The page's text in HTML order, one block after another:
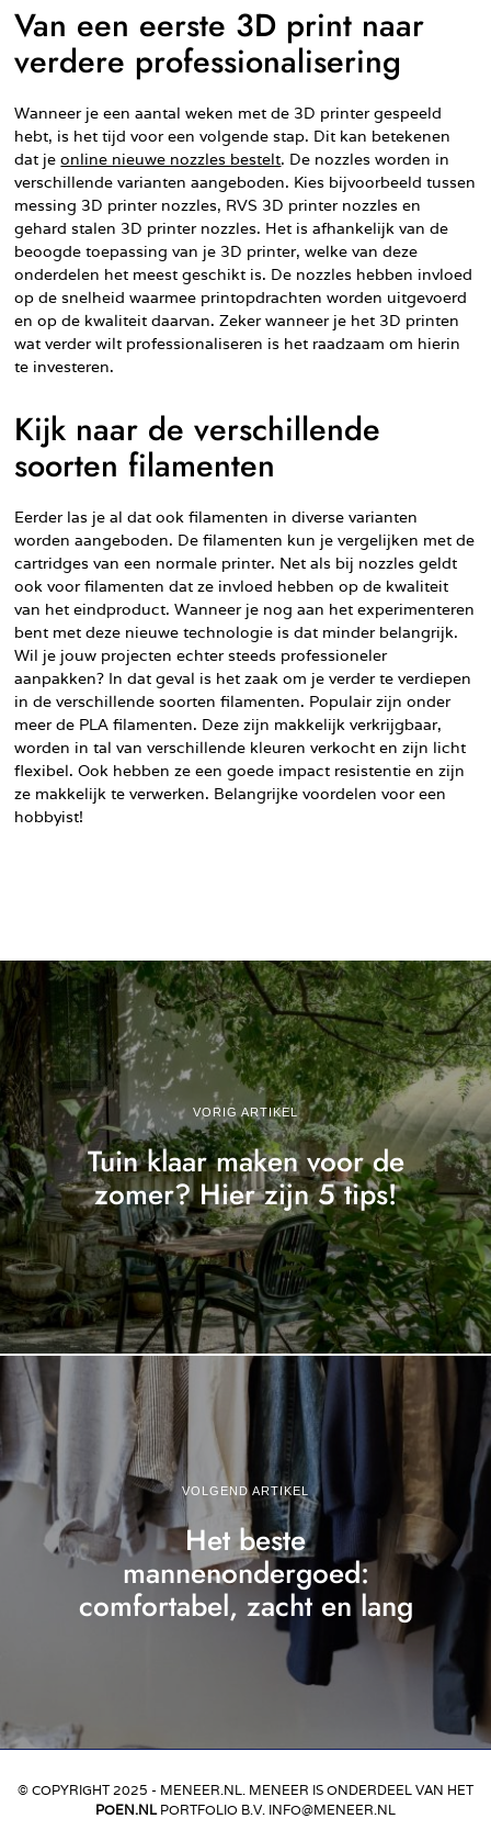
Van een eerste 3D print naar
verdere professionalisering
Wanneer je een aantal weken met de 3D printer gespeeld
hebt, is het tijd voor een volgende stap. Dit kan betekenen
dat jeonline nieuwe nozzles bestelt. De nozzles worden in
verschillende varianten aangeboden. Kies bijvoorbeeld tussen
messing 3D printer nozzles, RVS 3D printer nozzles en
gehard stalen 3D printer nozzles. Het is afhankelijk van de
beoogde toepassing van je 3D printer, welke van deze
onderdelen het meest geschikt is. De nozzles hebben invloed
op de snelheid waarmee printopdrachten worden uitgevoerd
en op de kwaliteit daarvan. Zeker wanneer je het 3D printen
wat verder wilt professionaliseren is het raadzaam om hierin
te investeren.
Kijk naar de verschillende
soorten filamenten
Eerder las je al dat ook filamenten in diverse varianten
worden aangeboden. De filamenten kun je vergelijken met de
cartridges van een normale printer. Net als bij nozzles geldt
ook voor filamenten dat ze invloed hebben op de kwaliteit
van het eindproduct. Wanneer je nog aan het experimenteren
bent met deze nieuwe technologie is dat minder belangrijk.
Wil je jouw projecten echter steeds professioneler
aanpakken? In dat geval is het zaak om je verder te verdiepen
in de verschillende soorten filamenten. Populair zijn onder
meer de PLA filamenten. Deze zijn makkelijk verkrijgbaar,
worden in tal van verschillende kleuren verkocht en zijn licht
flexibel. Ook hebben ze een goede impact resistentie en zijn
ze makkelijk te verwerken. Belangrijke voordelen voor een
hobbyist!
VORIG ARTIKEL
Tuin klaar maken voor de
zomer? Hier zijn 5 tips!
VOLGEND ARTIKEL
Het beste
mannenondergoed:
comfortabel, zacht en lang
© COPYRIGHT 2025 - MENEER.NL. MENEER IS ONDERDEEL VAN HET
POEN.NLPORTFOLIO B.V. INFO@MENEER.NL